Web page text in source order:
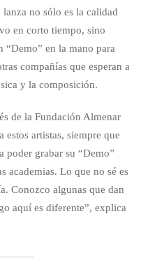
no sólo es la calidad
en corto tiempo, sino
“Demo” en la mano para
compañías que esperan a
y la composición.
de la Fundación Almenar
estos artistas, siempre que
poder grabar su “Demo”
academias. Lo que no sé es
Conozco algunas que dan
aquí es diferente”, explica